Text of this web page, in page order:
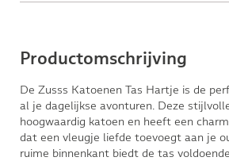
Productomschrijving
De Zusss Katoenen Tas Hartje is de
al je dagelijkse avonturen. Deze
hoogwaardig katoen en heeft een
dat een vleugje liefde toevoegt aan je
ruime binnenkant biedt de tas